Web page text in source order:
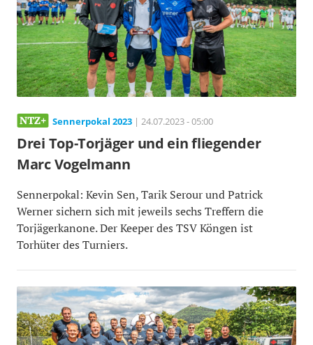
Sennerpokal 2023 | 24.07.2023 - 05:00
Drei Top-Torjäger und ein fliegender
Marc Vogelmann
Sennerpokal: Kevin Sen, Tarik Serour und Patrick
Werner sichern sich mit jeweils sechs Treffern die
Torjägerkanone. Der Keeper des TSV Köngen ist
Torhüter des Turniers.